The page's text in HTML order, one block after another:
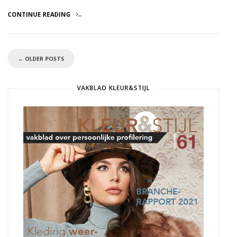
CONTINUE READING
← OLDER POSTS
VAKBLAD KLEUR&STIJL